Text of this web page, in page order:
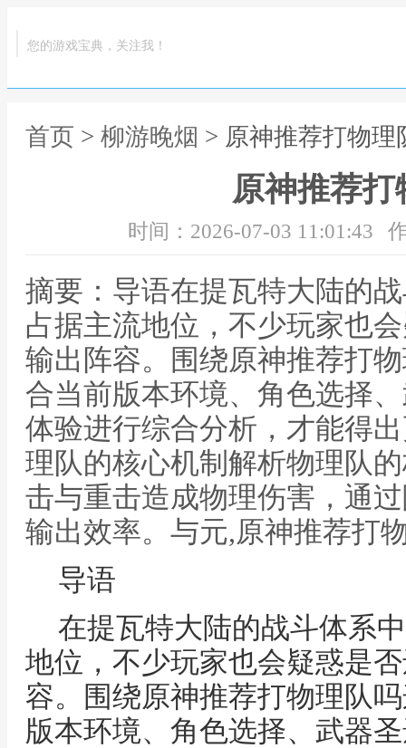
您的游戏宝典，关注我！
首页 > 柳游晚烟 > 原神推荐打物理
原神推荐打
时间：2026-07-03 11:01:43
摘要：导语在提瓦特大陆的
占据主流地位，不少玩家也
输出阵容。围绕原神推荐打
合当前版本环境、角色选择
体验进行综合分析，才能得
理队的核心机制解析物理队
击与重击造成物理伤害，通
输出效率。与元,原神推荐打
导语
在提瓦特大陆的战斗体系
地位，不少玩家也会疑惑是
容。围绕原神推荐打物理队
版本环境、角色选择、武器